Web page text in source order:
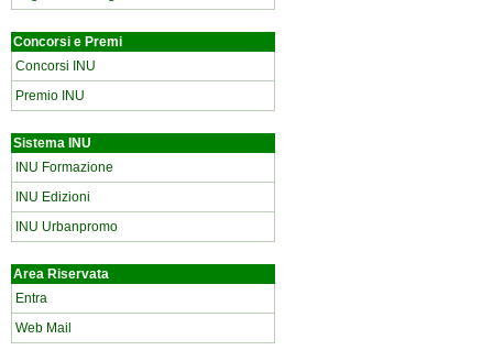
Concorsi e Premi
Concorsi INU
Premio INU
Sistema INU
INU Formazione
INU Edizioni
INU Urbanpromo
Area Riservata
Entra
Web Mail